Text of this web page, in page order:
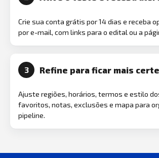
Crie sua conta grátis por 14 dias e receba
por e-mail, com links para o edital ou a
3 Refine para ficar mais
Ajuste regiões, horários, termos e estilo
favoritos, notas, exclusões e mapa para
pipeline.